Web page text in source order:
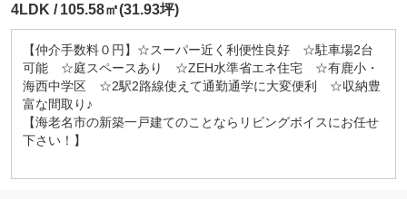
4LDK 105.58㎡(31.93坪)
【仲介手数料０円】☆スーパー近く利便性良好 ☆駐車場2台
可能 ☆庭スペースあり ☆ZEH水準省エネ住宅 ☆有鹿小・
海西中学区 ☆2駅2路線使えて通勤通学に大変便利 ☆収納豊
富な間取り♪
【海老名市の新築一戸建てのことならリビングボイスにお任せ
下さい！】